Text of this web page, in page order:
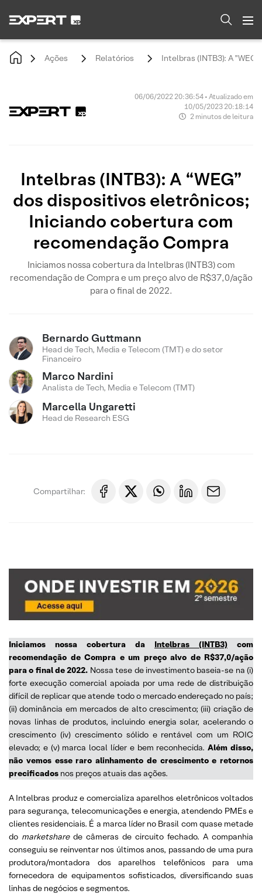
Ações Relatórios Intelbras (INTB3): A
06/06/2022 20:36:54 • Atualizado em
10/05/2023 20:18:14
2 minutos de leitura
Intelbras (INTB3): A “WEG”
dos dispositivos eletrônicos;
Iniciando cobertura com
recomendação Compra
Iniciamos nossa cobertura da Intelbras (INTB3) com
recomendação de Compra e um preço alvo de R$37,0/ação
para o final de 2022.
Bernardo Guttmann
Head de Tech, Media e Telecom (TMT) e do setor
Financeiro
Marco Nardini
Analista de Tech, Media e Telecom (TMT)
Marcella Ungaretti
Head de Research ESG
Compartilhar:
Iniciamos nossa cobertura da Intelbras (INTB3) com
recomendação de Compra e um preço alvo de R$37,0/ação
para o final de 2022. Nossa tese de investimento baseia-se na (i)
forte execução comercial apoiada por uma rede de distribuição
difícil de replicar que atende todo o mercado endereçado no país;
(ii) dominância em mercados de alto crescimento; (iii) criação de
novas linhas de produtos, incluindo energia solar, acelerando o
crescimento (iv) crescimento sólido e rentável com um ROIC
elevado; e (v) marca local líder e bem reconhecida.Além disso,
não vemos esse raro alinhamento de crescimento e retornos
precificados nos preços atuais das ações.
A Intelbras produz e comercializa aparelhos eletrônicos voltados
para segurança, telecomunicações e energia, atendendo PMEs e
clientes residenciais. É a marca líder no Brasil com quase metade
do marketshare de câmeras de circuito fechado. A companhia
conseguiu se reinventar nos últimos anos, passando de uma pura
produtora/montadora dos aparelhos telefônicos para uma
fornecedora de equipamentos sofisticados, diversificando suas
linhas de negócios e segmentos.